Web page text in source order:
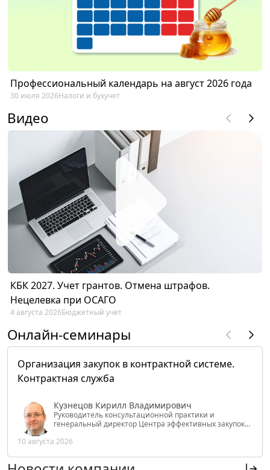
Профессиональный календарь на август 2026 года
30 июля 2026Налоги и бухучет
Видео
КБК 2027. Учет грантов. Отмена штрафов.
Нецелевка при ОСАГО
4 августа 2026Бюджетный учет
Онлайн-семинары
Организация закупок в контрактной системе.
Контрактная служба
Кузнецов Кирилл Владимирович
Руководитель консультационной практики и
генеральный директор Центра эффективных закупок
РФ
10 августа 2026